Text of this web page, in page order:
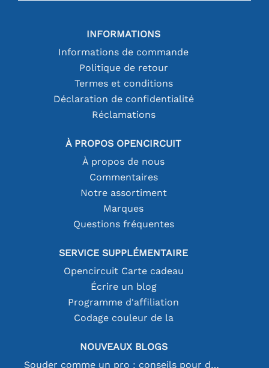
INFORMATIONS
Informations de commande
Politique de retour
Termes et conditions
Déclaration de confidentialité
Réclamations
À PROPOS OPENCIRCUIT
À propos de nous
Commentaires
Notre assortiment
Marques
Questions fréquentes
SERVICE SUPPLÉMENTAIRE
Opencircuit Carte cadeau
Écrire un blog
Programme d'affiliation
Codage couleur de la
NOUVEAUX BLOGS
Souder comme un pro : conseils pour des connexions électroniques parfaites